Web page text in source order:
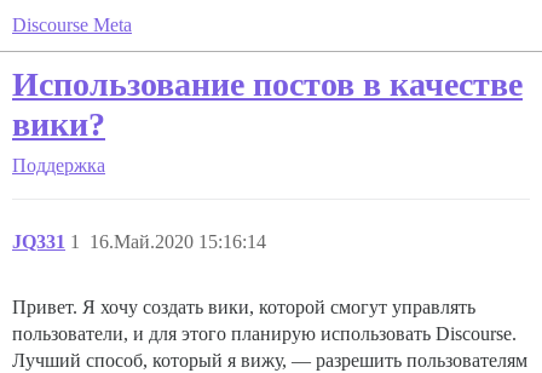
Discourse Meta
Использование постов в качестве
вики?
Поддержка
JQ331 16.Май.2020 15:16:14
1
Привет. Я хочу создать вики, которой смогут управлять
пользователи, и для этого планирую использовать Discourse.
Лучший способ, который я вижу, — разрешить пользователям